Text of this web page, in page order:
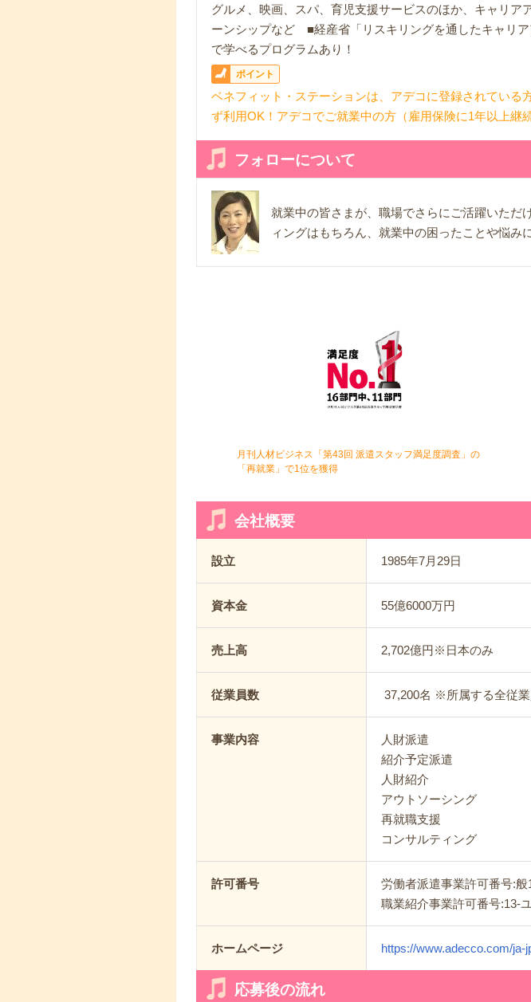
グルメ、映画、スパ、育児支援サービスのほか、キャリ
ーンシップなど ■経産省「リスキリングを通したキャリ
で学べるプログラムあり！
ポイント
ベネフィット・ステーションは、アデコに登録されてい
ず利用OK！アデコでご就業中の方（雇用保険に1年以上継
フォローについて
就業中の皆さまが、職場でさらにご活躍いただ
ィングはもちろん、就業中の困ったことや悩み
月刊人材ビジネス「第43回 派遣スタッフ満足度調査」の
「再就業」で1位を獲得
会社概要
設立 1985年7月29日
資本金 55億6000万円
売上高 2,702億円※日本のみ
従業員数 37,200名 ※所属する全従
事業内容
人財派遣
紹介予定派遣
人財紹介
アウトソーシング
再就職支援
コンサルティング
許可番号
労働者派遣事業許可番号:般
職業紹介事業許可番号:13-
ホームページ https://www.adecco.com/ja-
応募後の流れ